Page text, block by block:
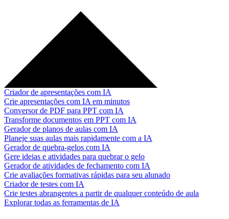
Criador de apresentações com IA
Crie apresentações com IA em minutos
Conversor de PDF para PPT com IA
Transforme documentos em PPT com IA
Gerador de planos de aulas com IA
Planeje suas aulas mais rapidamente com a IA
Gerador de quebra-gelos com IA
Gere ideias e atividades para quebrar o gelo
Gerador de atividades de fechamento com IA
Crie avaliações formativas rápidas para seu alunado
Criador de testes com IA
Crie testes abrangentes a partir de qualquer conteúdo de aula
Explorar todas as ferramentas de IA